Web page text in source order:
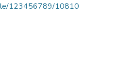
123456789/10810